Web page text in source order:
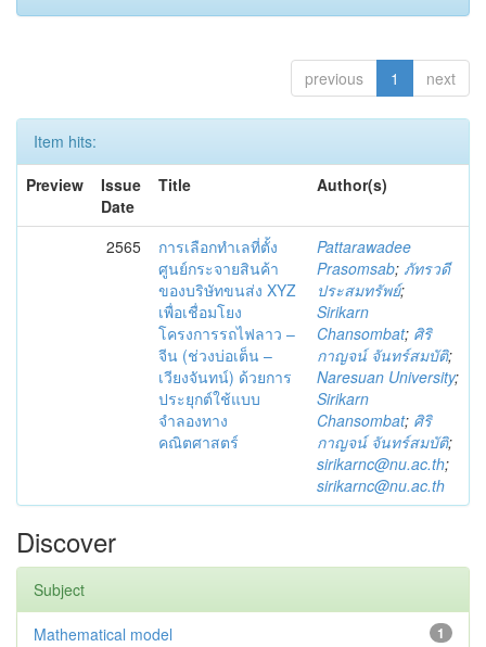
previous 1 next
Item hits:
Preview
Issue
Date
Title Author(s)
2565
การเลือกทำเลที่ตั้ง
ศูนย์กระจายสินค้า
ของบริษัทขนส่ง XYZ
เพื่อเชื่อมโยง
โครงการรถไฟลาว –
จีน (ช่วงบ่อเต็น –
เวียงจันทน์) ด้วยการ
ประยุกต์ใช้แบบ
จำลองทาง
คณิตศาสตร์
Pattarawadee
Prasomsab; ภัทรวดี
ประสมทรัพย์;
Sirikarn
Chansombat; ศิริ
กาญจน์ จันทร์สมบัติ;
Naresuan University;
Sirikarn
Chansombat; ศิริ
กาญจน์ จันทร์สมบัติ;
sirikarnc@nu.ac.th;
sirikarnc@nu.ac.th
Discover
Subject
1
Mathematical model